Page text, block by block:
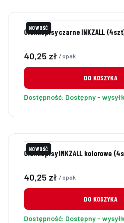
NOWOŚĆ
Cienkopisy czarne INKZALL
Cena
40,25 zł / opak
DO KOSZYKA
Dostępność: Dostępny -
NOWOŚĆ
Cienkopisy INKZALL kolorowe
Cena
40,25 zł / opak
DO KOSZYKA
Dostępność: Dostępny -